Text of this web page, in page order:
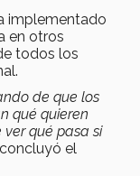
implementado
en otros
todos los
de que los
qué quieren
ver qué pasa si
concluyó el